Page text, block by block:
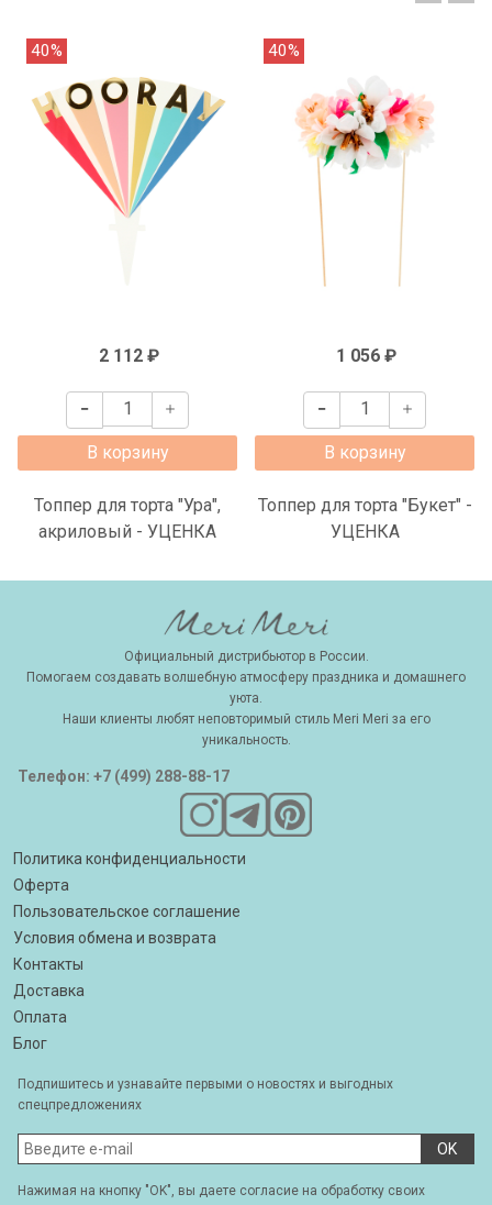
40%
2 112 ₽
В корзину
Топпер для торта "Ура",
акриловый - УЦЕНКА
40%
1 056 ₽
В корзину
Топпер для торта "Букет" -
УЦЕНКА
Официальный дистрибьютор в России.
Помогаем создавать волшебную атмосферу праздника и домашнего
уюта.
Наши клиенты любят неповторимый стиль Meri Meri за его
уникальность.
Телефон: +7 (499) 288-88-17
Политика конфиденциальности
Оферта
Пользовательское соглашение
Условия обмена и возврата
Контакты
Доставка
Оплата
Блог
Подпишитесь и узнавайте первыми о новостях и выгодных
спецпредложениях
OK
Нажимая на кнопку "OK", вы даете согласие на обработку своих